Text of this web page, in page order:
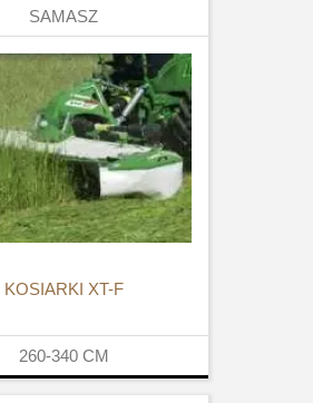
SAMASZ
KOSIARKI XT-F
260-340 CM